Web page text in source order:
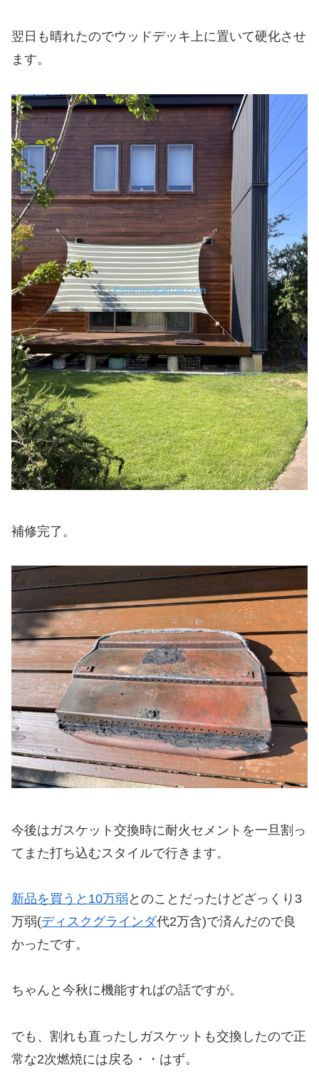
翌日も晴れたのでウッドデッキ上に置いて硬化させ
ます。
補修完了。
今後はガスケット交換時に耐火セメントを一旦割っ
てまた打ち込むスタイルで行きます。
新品を買うと10万弱 とのことだったけどざっくり3
万弱(ディスクグラインダ代2万含)で済んだので良
かったです。
ちゃんと今秋に機能すればの話ですが。
でも、割れも直ったしガスケットも交換したので正
常な2次燃焼には戻る・・はず。